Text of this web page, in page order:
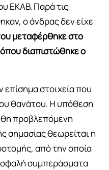
ΕΚΑΒ. Παρά τις
ο άνδρας δεν είχε
μεταφέρθηκε στο
διαπιστώθηκε ο
στοιχεία που
θανάτου. Η υπόθεση
προβλεπόμενη
σημασίας θεωρείται η
από την οποία
συμπεράσματα